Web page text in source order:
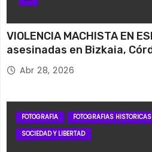
VIOLENCIA MACHISTA EN
asesinadas en Bizkaia,
Abr 28, 2026
FOTOGRAFIA FOTOGRAFIAS HISTORICAS
SOCIEDAD Y LIBERTAD